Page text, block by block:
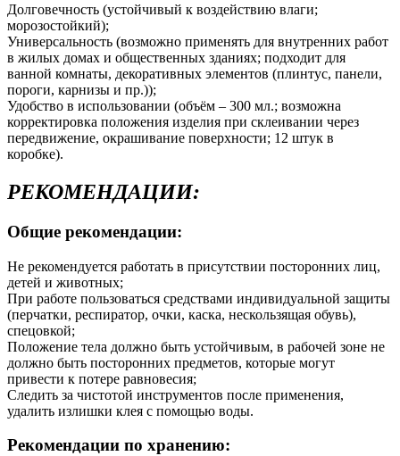
Долговечность (устойчивый к воздействию влаги;
морозостойкий);
Универсальность (возможно применять для внутренних работ
в жилых домах и общественных зданиях; подходит для
ванной комнаты, декоративных элементов (плинтус, панели,
пороги, карнизы и пр.));
Удобство в использовании (объём – 300 мл.; возможна
корректировка положения изделия при склеивании через
передвижение, окрашивание поверхности; 12 штук в
коробке).
РЕКОМЕНДАЦИИ:
Общие рекомендации:
Не рекомендуется работать в присутствии посторонних лиц,
детей и животных;
При работе пользоваться средствами индивидуальной защиты
(перчатки, респиратор, очки, каска, нескользящая обувь),
спецовкой;
Положение тела должно быть устойчивым, в рабочей зоне не
должно быть посторонних предметов, которые могут
привести к потере равновесия;
Следить за чистотой инструментов после применения,
удалить излишки клея с помощью воды.
Рекомендации по хранению: